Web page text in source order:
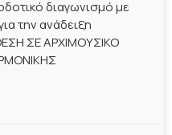
διαγωνισμό με
την ανάδειξη
ΣΕ ΑΡΧΙΜΟΥΣΙΚΟ